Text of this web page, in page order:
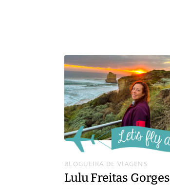
BLOGUEIRA DE VIAGENS
Lulu Freitas Gorges